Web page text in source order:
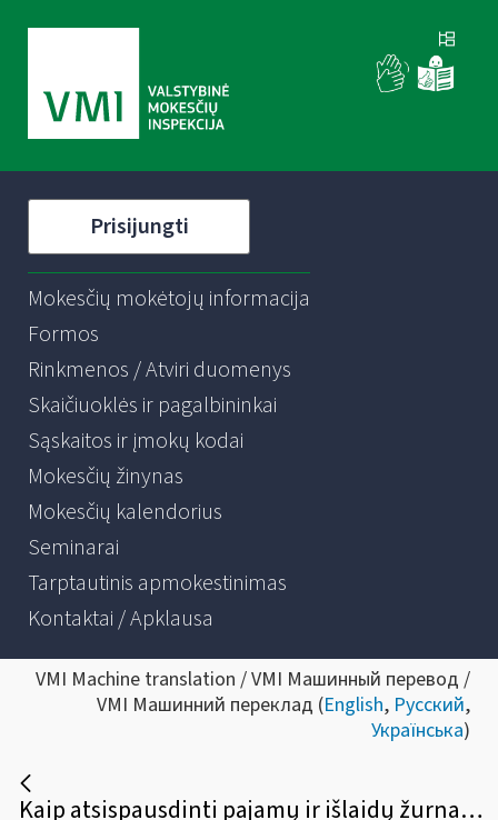
Prisijungti
Mokesčių mokėtojų informacija
Formos
Rinkmenos / Atviri duomenys
Skaičiuoklės ir pagalbininkai
Sąskaitos ir įmokų kodai
Mokesčių žinynas
Mokesčių kalendorius
Seminarai
Tarptautinis apmokestinimas
Kontaktai / Apklausa
VMI Machine translation / VMI Машинный перевод /
VMI Машинний переклад (English, Русский,
Українська)
Kaip atsispausdinti pajamų ir išlaidų žurnalą?